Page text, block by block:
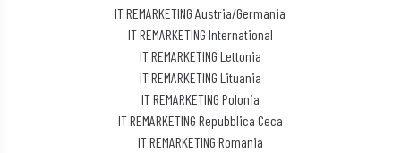
IT REMARKETING Austria/Germania
IT REMARKETING International
IT REMARKETING Lettonia
IT REMARKETING Lituania
IT REMARKETING Polonia
IT REMARKETING Repubblica Ceca
IT REMARKETING Romania